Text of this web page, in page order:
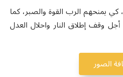
يمنحهم الرب القوة والصبر، كما
وقف إطلاق النار واحلال العدل
الصور